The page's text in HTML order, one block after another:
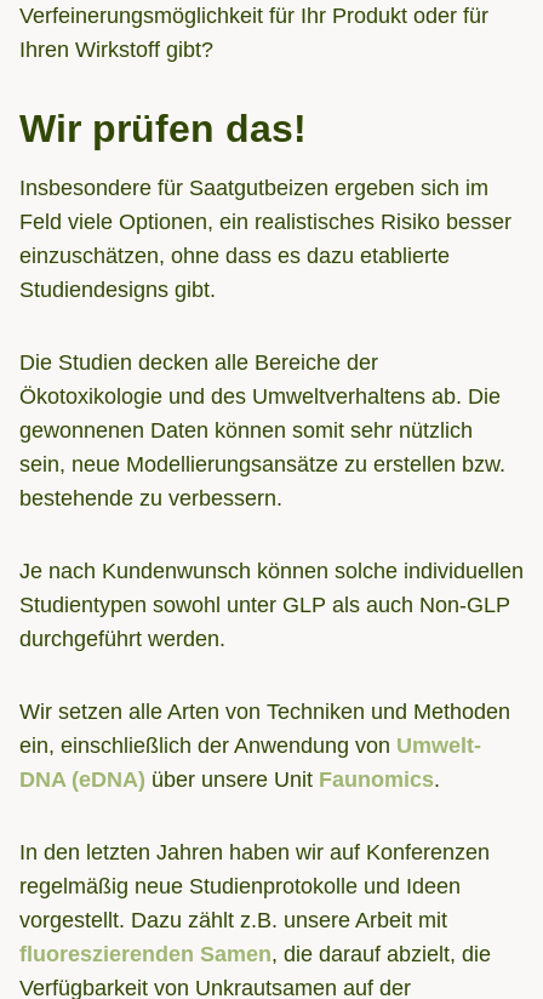
Verfeinerungsmöglichkeit für Ihr Produkt oder für
Ihren Wirkstoff gibt?
Wir prüfen das!
Insbesondere für Saatgutbeizen ergeben sich im
Feld viele Optionen, ein realistisches Risiko besser
einzuschätzen, ohne dass es dazu etablierte
Studiendesigns gibt.
Die Studien decken alle Bereiche der
Ökotoxikologie und des Umweltverhaltens ab. Die
gewonnenen Daten können somit sehr nützlich
sein, neue Modellierungsansätze zu erstellen bzw.
bestehende zu verbessern.
Je nach Kundenwunsch können solche individuellen
Studientypen sowohl unter GLP als auch Non-GLP
durchgeführt werden.
Wir setzen alle Arten von Techniken und Methoden
ein, einschließlich der Anwendung von Umwelt-
DNA (eDNA) über unsere Unit Faunomics.
In den letzten Jahren haben wir auf Konferenzen
regelmäßig neue Studienprotokolle und Ideen
vorgestellt. Dazu zählt z.B. unsere Arbeit mit
fluoreszierenden Samen, die darauf abzielt, die
Verfügbarkeit von Unkrautsamen auf der